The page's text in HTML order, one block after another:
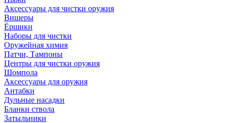
Аксессуары для чистки оружия
Вишеры
Ёршики
Наборы для чистки
Оружейная химия
Патчи, Тампоны
Центры для чистки оружия
Шомпола
Аксессуары для оружия
Антабки
Дульные насадки
Бланки ствола
Затыльники